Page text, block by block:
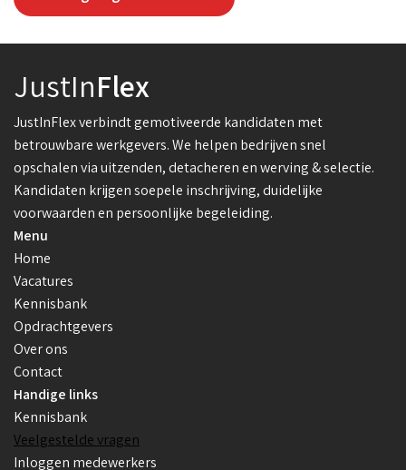
JustInFlex
JustInFlex verbindt gemotiveerde kandidaten met
betrouwbare werkgevers. We helpen bedrijven snel
opschalen via uitzenden, detacheren en werving & selectie.
Kandidaten krijgen soepele inschrijving, duidelijke
voorwaarden en persoonlijke begeleiding.
Menu
Home
Vacatures
Kennisbank
Opdrachtgevers
Over ons
Contact
Handige links
Kennisbank
Veelgestelde vragen
Inloggen medewerkers